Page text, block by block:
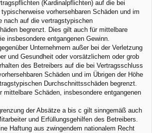
(Kardinalpflichten) auf die bei
vorhersehbaren Schäden und im
nach auf die vertragstypischen
begrenzt. Dies gilt auch für mittelbare
insbesondere entgangenen Gewinn.
Unternehmern außer bei der Verletzung
und Gesundheit oder vorsätzlichem oder grob
des Betreibers auf die bei Vertragsschluss
Schäden und im Übrigen der Höhe
Durchschnittsschäden begrenzt.
mittelbare Schäden, insbesondere entgangenen
der Absätze a bis c gilt sinngemäß auch
und Erfüllungsgehilfen des Betreibers.
Haftung aus zwingendem nationalem Recht